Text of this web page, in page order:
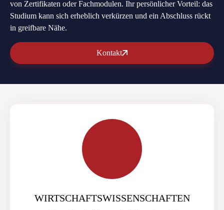
von Zertifikaten oder Fachmodulen. Ihr persönlicher Vorteil: das
Studium kann sich erheblich verkürzen und ein Abschluss rückt
in greifbare Nähe.
Kontakt
WIRTSCHAFTS­WISSENSCHAFTEN